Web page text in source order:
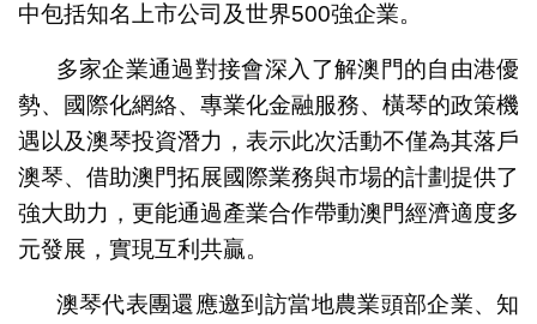
中包括知名上市公司及世界500強企業。
多家企業通過對接會深入了解澳門的自由港優
勢、國際化網絡、專業化金融服務、橫琴的政策機
遇以及澳琴投資潛力，表示此次活動不僅為其落戶
澳琴、借助澳門拓展國際業務與市場的計劃提供了
強大助力，更能通過產業合作帶動澳門經濟適度多
元發展，實現互利共贏。
澳琴代表團還應邀到訪當地農業頭部企業、知